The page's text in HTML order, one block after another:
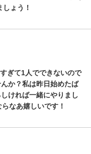
ょう！
ぎて1人でできないので
か？私は昨日始めたば
ければ一緒にやりまし
なあ嬉しいです！